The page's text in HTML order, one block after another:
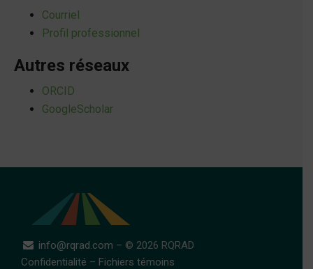
Courriel
Profil professionnel
Autres réseaux
ORCID
GoogleScholar
info@rqrad.com – © 2026 RQRAD
Confidentialité – Fichiers témoins